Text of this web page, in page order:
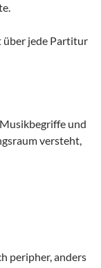
über jede Partitur
und
versteht,
peripher, anders